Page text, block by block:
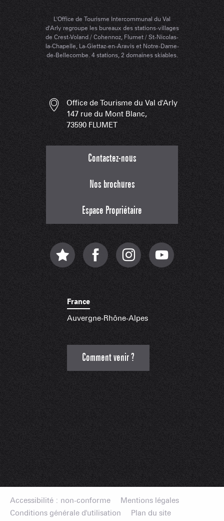
L'Office de Tourisme Intercommunal du Val
d'Arly regroupe les bureaux des stations-villages
de Crest-Voland / Cohennoz, Flumet / St-Nicolas-
la-Chapelle, La-Giettaz-en-Aravis et Notre-Dame-
de-Bellecombe. 4 stations, 2 domaines skiables.
Office de Tourisme du Val d'Arly
147 rue du Mont Blanc,
73590 FLUMET
Contactez-nous
Nos brochures
Espace Propriétaire
France
Auvergne-Rhône-Alpes
Comment venir ?
Accessibilité : non-conforme
Mentions légales
Conditions générale d'utilisation
Plan du site